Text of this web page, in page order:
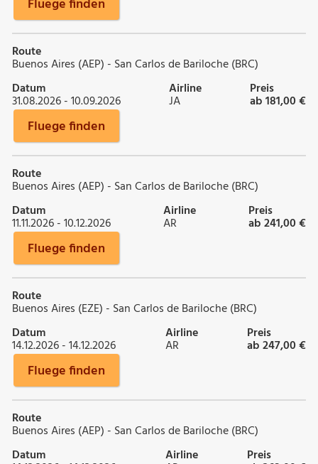
Fluege finden
Route
Buenos Aires (AEP) - San Carlos de Bariloche (BRC)
Datum
31.08.2026 - 10.09.2026
Airline
JA
Preis
ab 181,00 €
Fluege finden
Route
Buenos Aires (AEP) - San Carlos de Bariloche (BRC)
Datum
11.11.2026 - 10.12.2026
Airline
AR
Preis
ab 241,00 €
Fluege finden
Route
Buenos Aires (EZE) - San Carlos de Bariloche (BRC)
Datum
14.12.2026 - 14.12.2026
Airline
AR
Preis
ab 247,00 €
Fluege finden
Route
Buenos Aires (AEP) - San Carlos de Bariloche (BRC)
Datum
Airline Preis